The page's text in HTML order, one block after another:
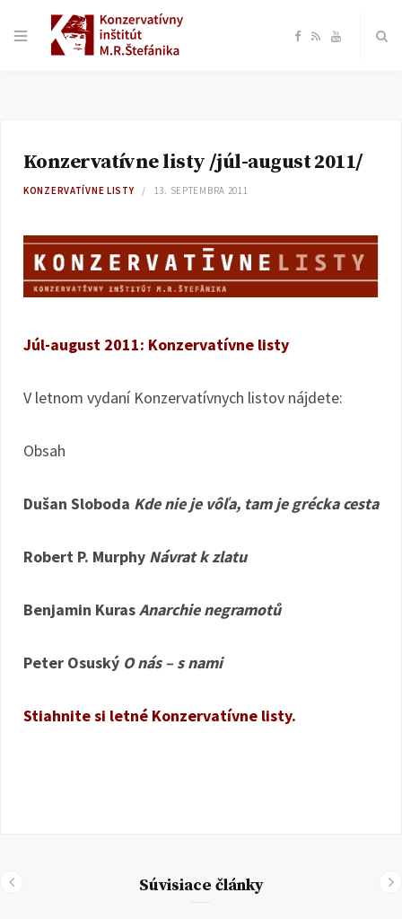
F
e
o
R Y
T
b
Konzervatívne listy /júl-august 2011/
KONZERVATÍVNE LISTY 13. SEPTEMBRA 2011
Júl-august 2011: Konzervatívne listy
V letnom vydaní Konzervatívnych listov nájdete:
Obsah
Dušan Sloboda Kde nie je vôľa, tam je grécka cesta
Robert P. Murphy Návrat k zlatu
Benjamin KurasAnarchie negramotů
Peter Osuský O nás – s nami
Stiahnite si letné Konzervatívne listy.
Súvisiace články